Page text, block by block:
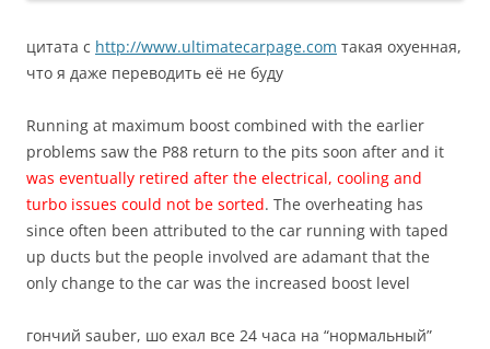
цитата с http://www.ultimatecarpage.com такая охуенная,
что я даже переводить её не буду
Running at maximum boost combined with the earlier
problems saw the P88 return to the pits soon after and it
was eventually retired after the electrical, cooling and
turbo issues could not be sorted. The overheating has
since often been attributed to the car running with taped
up ducts but the people involved are adamant that the
only change to the car was the increased boost level
гончий sauber, шо ехал все 24 часа на “нормальный”